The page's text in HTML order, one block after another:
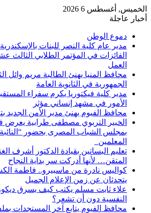
الخميس, أغسطس 6 2026
أخبار عاجلة
دموع الوطن
مدير عام كلية النصر للبنات
الفائزات في المؤتمر الطلابي الثالث
العمل
محافظ المنيا يهنئ الطالبة مريم وائل
الجمهورية في الثانوية العامة
مدير كلية فيكتوريا يكرم سفراء
الأمور في مشهد إنساني مؤثر
محافظ الفيوم يهنئ مدير الأمن الجديد
الخبير التربوي مصطفى طرابية
بمجلس الشباب المصرى بحضور
المعلمين
تعليم البساتين بقيادة الدكتور أشرف
المتقن… لأنها أدركت سر بداية النجاح
كواليس نادرة من ماسبيرو.. فاطمة
يتحدثان عن زمن الإعلام الجميل
علاء ثابت مسلم يكتب كيف يسرق
النفسية دون أن تشعر؟
محافظ الفيوم يتابع آخر المستجدات